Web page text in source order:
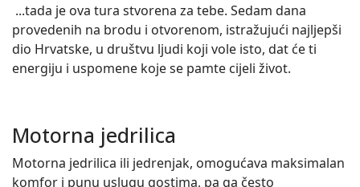
...tada je ova tura stvorena za tebe. Sedam dana
provedenih na brodu i otvorenom, istražujući najljepši
dio Hrvatske, u društvu ljudi koji vole isto, dat će ti
energiju i uspomene koje se pamte cijeli život.
Motorna jedrilica
Motorna jedrilica ili jedrenjak, omogućava maksimalan
komfor i punu uslugu gostima, pa ga često